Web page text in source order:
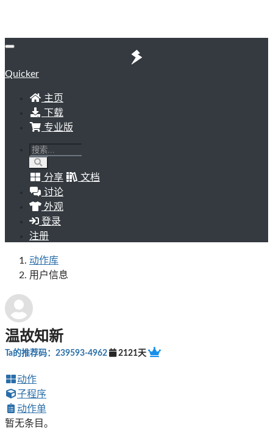
Quicker
主页
下载
专业版
分享
文档
讨论
外观
登录
注册
动作库
用户信息
温故知新
Ta的推荐码：239593-4962 2121天
动作
子程序
动作单
暂无条目。